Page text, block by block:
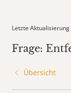
Letzte
Frage:
Übersicht